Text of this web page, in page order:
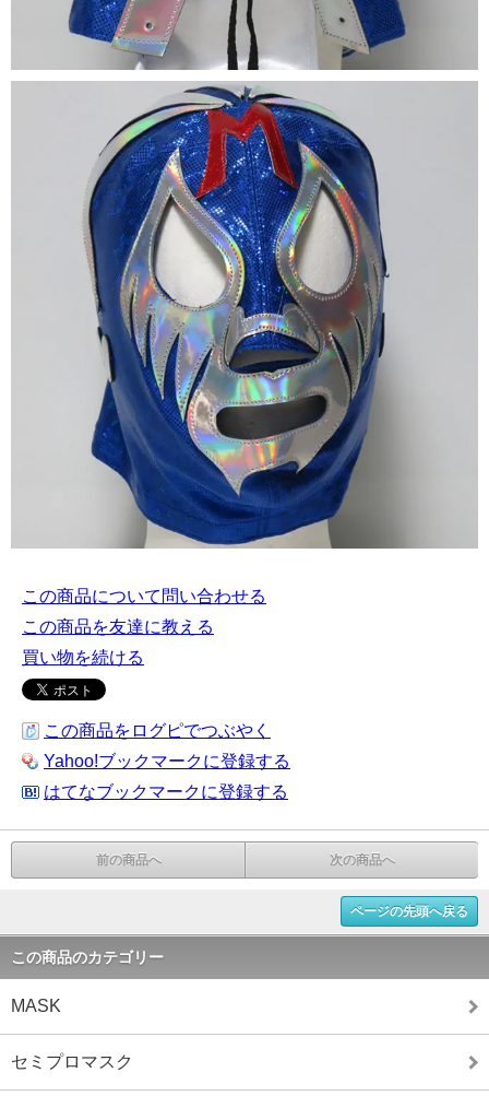
この商品について問い合わせる
この商品を友達に教える
買い物を続ける
この商品をログピでつぶやく
Yahoo!ブックマークに登録する
はてなブックマークに登録する
前の商品へ 次の商品へ
ページの先頭へ戻る
この商品のカテゴリー
MASK
セミプロマスク